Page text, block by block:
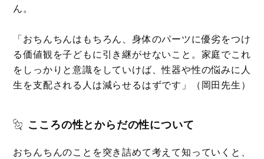
ん。
「おちんちんはもちろん、身体のパーツに優劣をつけ
る価値観を子どもに引き継がせないこと。家庭でこれ
をしっかりと意識をしていけば、性器や性の悩みに人
生を支配される人は減らせるはずです」（岡田先生）
こころの性とからだの性について
おちんちんのことを突き詰めて考えて知っていくと、